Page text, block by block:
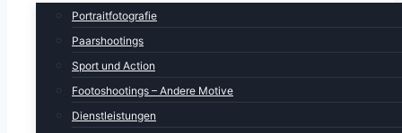
Portraitfotografie
Paarshootings
Sport und Action
Footoshootings – Andere Motive
Dienstleistungen